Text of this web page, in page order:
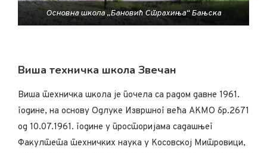
Основна школа „Бановић Страхиња“ Бањска
Виша техничка школа Звечан
Виша техничка школа је почела са радом давне 1961.
године, на основу Одлуке Извршног већа АКМО бр.2671
од 10.07.1961. године у просторијама садашњег
Факултета техничких наука у Косовској Митровици,